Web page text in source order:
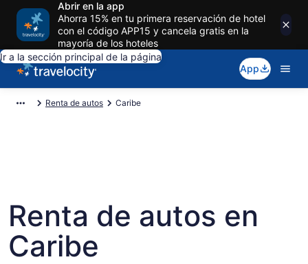
Abrir en la app
Ahorra 15% en tu primera reservación de hotel
con el código APP15 y cancela gratis en la
mayoría de los hoteles
Ir a la sección principal de la página
App
Renta de autos Caribe
Renta de autos en
Caribe